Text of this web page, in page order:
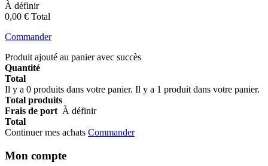
À définir
0,00 € Total
Commander
Produit ajouté au panier avec succès
Quantité
Total
Il y a 0 produits dans votre panier. Il y a 1 produit dans votre panier.
Total produits
Frais de port À définir
Total
Continuer mes achats Commander
Mon compte